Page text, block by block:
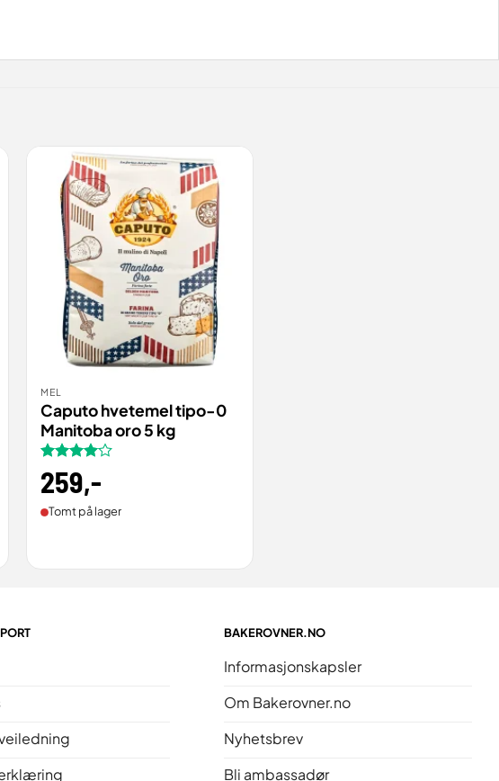
MEL
Caputo hvetemel tipo-0
Manitoba oro 5 kg
Vurdert
av 5
259,-
Tomt på lager
BAKEROVNER.NO
Informasjonskapsler
Om Bakerovner.no
Nyhetsbrev
Bli ambassadør